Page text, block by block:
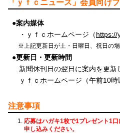
「ｙｆｃニュース」会員向け
●案内媒体
・ｙｆｃホームページ（https://
※上記更新日が土・日曜日、祝日の
●更新日・更新時間
新聞休刊日の翌日に案内を更新
ｙｆｃホームページ（午前10時
注意事項
応募はハガキ1枚で1プレゼント1
申し込みください。